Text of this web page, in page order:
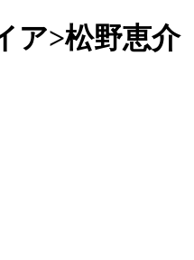
ア>松野恵介